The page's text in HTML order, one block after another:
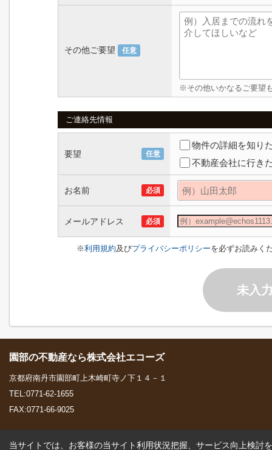
その他ご要望 任意
※その他いかなるご要望
ご連絡先情報
要望 任意
物件の詳細を知り
不動産会社に行き
お名前 必須
メールアドレス 必須
※利用規約及びプライバシーポリシーを必ずお読みく
未入
園部の不動産なら株式会社エコーズ
京都府南丹市園部町上木崎町寺ノ下１４－１
TEL:0771-62-1655
FAX:0771-66-9025
当サイトでは、お客様の当サイト利用状況把握、サービス向上検討